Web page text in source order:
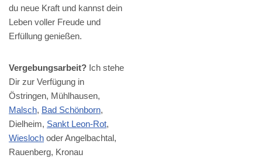
du neue Kraft und kannst dein
Leben voller Freude und
Erfüllung genießen.
Vergebungsarbeit? Ich stehe
Dir zur Verfügung in
Östringen, Mühlhausen,
Malsch, Bad Schönborn,
Dielheim, Sankt Leon-Rot,
Wiesloch oder Angelbachtal,
Rauenberg, Kronau